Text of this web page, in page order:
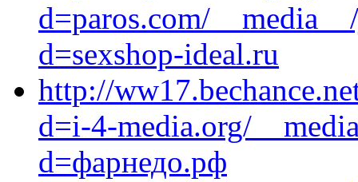
d=paros.com/
d=sexshop-ideal.ru
http://
d=i-4-media.org/
d=фарнедо.рф